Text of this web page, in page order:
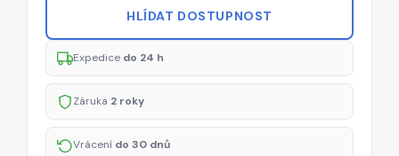
HLÍDAT DOSTUPNOST
Expedice do 24 h
Záruka 2 roky
Vrácení do 30 dnů